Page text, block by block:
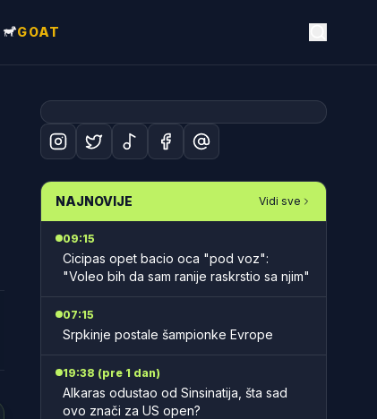
GOAT
NAJNOVIJE Vidi sve
09:15
Cicipas opet bacio oca "pod voz":
"Voleo bih da sam ranije raskrstio sa njim"
07:15
Srpkinje postale šampionke Evrope
19:38 (pre 1 dan)
Alkaras odustao od Sinsinatija, šta sad
ovo znači za US open?